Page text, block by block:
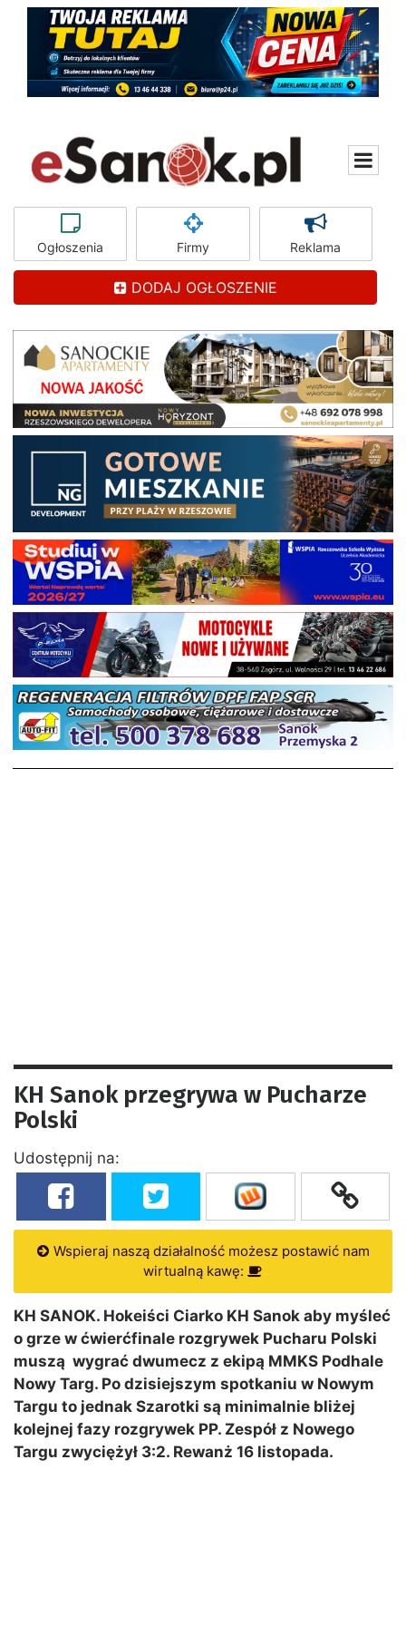
Ogłoszenia Firmy Reklama
DODAJ OGŁOSZENIE
KH Sanok przegrywa w Pucharze
Polski
Udostępnij na:
Wspieraj naszą działalność możesz postawić nam
wirtualną kawę:
KH SANOK. Hokeiści Ciarko KH Sanok aby myśleć
o grze w ćwierćfinale rozgrywek Pucharu Polski
muszą wygrać dwumecz z ekipą MMKS Podhale
Nowy Targ. Po dzisiejszym spotkaniu w Nowym
Targu to jednak Szarotki są minimalnie bliżej
kolejnej fazy rozgrywek PP. Zespół z Nowego
Targu zwyciężył 3:2. Rewanż 16 listopada.